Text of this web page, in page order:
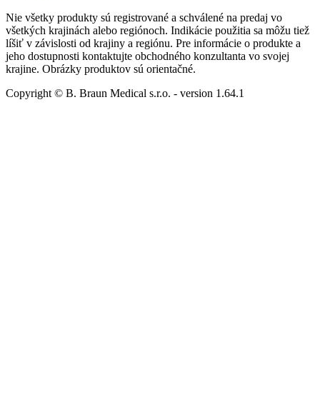
Nie všetky produkty sú registrované a schválené na predaj vo
všetkých krajinách alebo regiónoch. Indikácie použitia sa môžu tiež
líšiť v závislosti od krajiny a regiónu. Pre informácie o produkte a
jeho dostupnosti kontaktujte obchodného konzultanta vo svojej
krajine. Obrázky produktov sú orientačné.
Copyright © B. Braun Medical s.r.o. - version 1.64.1